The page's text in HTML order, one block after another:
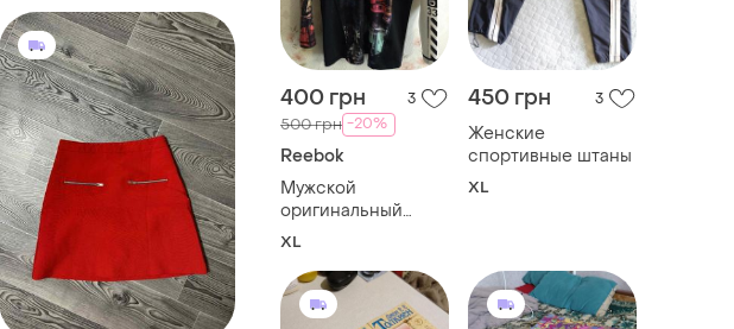
400 грн 3
500 грн -20%
Reebok
Мужской
оригинальный
лонслив
XL
450 грн 3
Женские
спортивные штаны
XL